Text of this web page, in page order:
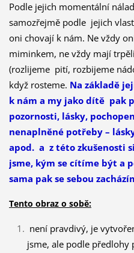
Podle jejich momentální
samozřejmě podle jejich
oni chovají k nám. Ne vždy
miminkem, ne vždy mají
(rozlijeme pití, rozbijeme
když rosteme. Na základě
k nám a my jako dítě pak
pozornosti, lásky,
nenaplněné potřeby –
apod. a z této zkušenosti
jsme, kým se cítíme být a
sama pak se sebou
Tento obraz o sobě:
není pravdivý, je
jsme, ale podle předlohy